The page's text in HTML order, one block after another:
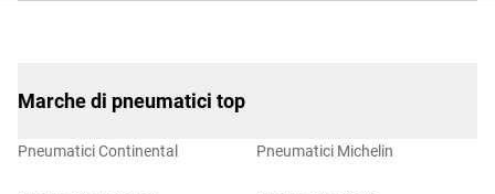
Marche di pneumatici top
Pneumatici Continental Pneumatici Michelin